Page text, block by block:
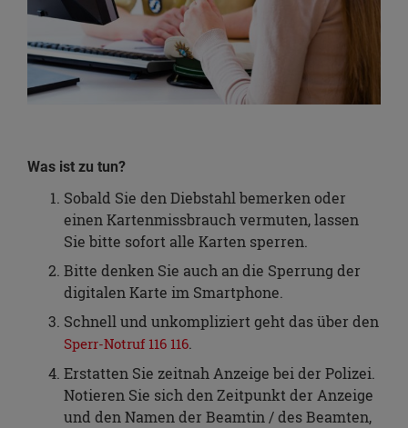
Was ist zu tun?
Sobald Sie den Diebstahl bemerken oder
einen Kartenmissbrauch vermuten, lassen
Sie bitte sofort alle Karten sperren.
Bitte denken Sie auch an die Sperrung der
digitalen Karte im Smartphone.
Schnell und unkompliziert geht das über den
Sperr-Notruf 116 116.
Erstatten Sie zeitnah Anzeige bei der Polizei.
Notieren Sie sich den Zeitpunkt der Anzeige
und den Namen der Beamtin / des Beamten,